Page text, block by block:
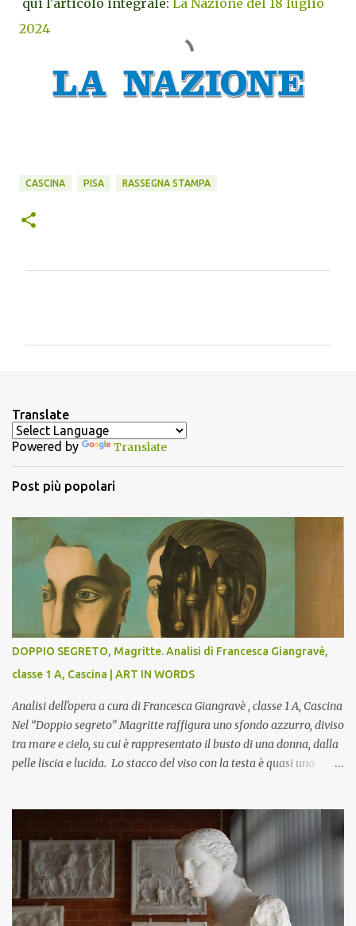
2024
CASCINA PISA RASSEGNA STAMPA
t
i
Translate
Powered by Translate
Post più popolari
DOPPIO SEGRETO, Magritte. Analisi di Francesca Giangravè,
classe 1 A, Cascina | ART IN WORDS
Analisi dell'opera a cura di Francesca Giangravè , classe 1 A, Cascina
Nel “Doppio segreto” Magritte raffigura uno sfondo azzurro, diviso
tra mare e cielo, su cui è rappresentato il busto di una donna, dalla
pelle liscia e lucida. Lo stacco del viso con la testa è quasi uno
un motivo che Magritte propone frequentemente nelle sue opere,
che in questo caso assumono un aspetto minaccioso, come se si
trattasse di un qualcosa di malinconico, sia per il colore che per la
consistenza del materiale. L’enigma che reca l’immagine, un volto
staccato, con uno sguardo fisso, il cui non si capisce se esso è un
uomo una donna, con l’espressione rigida. Magritte, il maestro